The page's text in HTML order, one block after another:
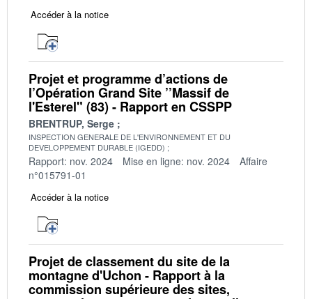
Accéder à la notice
Projet et programme d’actions de
l’Opération Grand Site ’’Massif de
l'Esterel" (83) - Rapport en CSSPP
BRENTRUP, Serge
INSPECTION GENERALE DE L'ENVIRONNEMENT ET DU
DEVELOPPEMENT DURABLE (IGEDD)
Rapport: nov. 2024 Mise en ligne: nov. 2024
Affaire
n°015791-01
Accéder à la notice
Projet de classement du site de la
montagne d'Uchon - Rapport à la
commission supérieure des sites,